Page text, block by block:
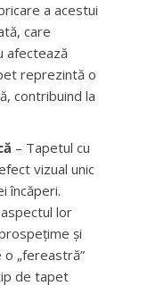
a acestui
care
afectează
reprezintă o
contribuind la
– Tapetul cu
vizual unic
încăperi.
lor
și
„fereastră”
de tapet